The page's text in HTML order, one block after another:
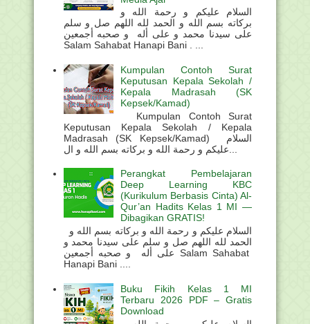
السلام عليكم و رحمة الله و
بركاته بسم الله و الحمد لله اللهم صل و سلم
على سيدنا محمد و على أله و صحبه أجمعين
Salam Sahabat Hanapi Bani . ...
Kumpulan Contoh Surat
Keputusan Kepala Sekolah /
Kepala Madrasah (SK
Kepsek/Kamad)
Kumpulan Contoh Surat
Keputusan Kepala Sekolah / Kepala
Madrasah (SK Kepsek/Kamad) السلام
Perangkat Pembelajaran
Deep Learning KBC
(Kurikulum Berbasis Cinta) Al-
Qur’an Hadits Kelas 1 MI —
Dibagikan GRATIS!
الحمد لله اللهم صل و سلم على سيدنا محمد و
على أله و صحبه أجمعين Salam Sahabat
Hanapi Bani ....
Buku Fikih Kelas 1 MI
Terbaru 2026 PDF – Gratis
Download